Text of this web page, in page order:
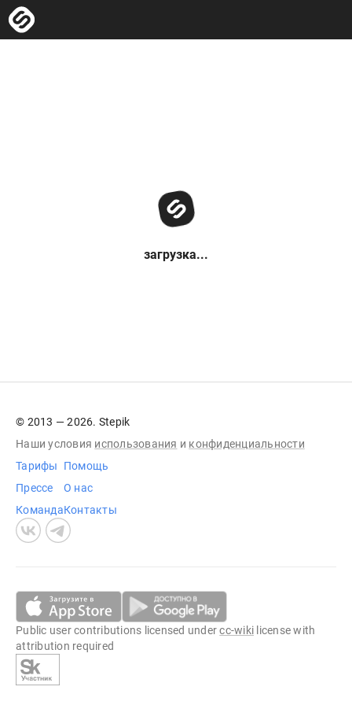
загрузка...
© 2013 — 2026. Stepik
Наши условия использования и конфиденциальности
Тарифы
Прессе
Команда
Помощь
О нас
Контакты
Public user contributions licensed undercc-wiki license with
attribution required